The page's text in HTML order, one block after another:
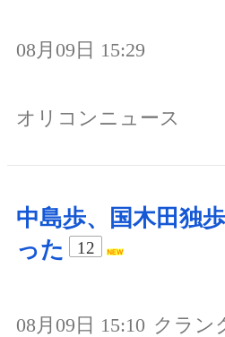
08月09日 15:29
オリコンニュース
中島歩、国木田独
った
12
08月09日 15:10 クラン